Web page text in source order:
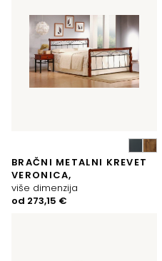
BRAČNI METALNI KREVET
VERONICA,
više dimenzija
od 273,15 €